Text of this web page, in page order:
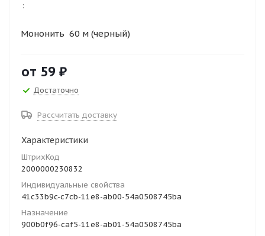
:
Мононить 60 м (черный)
от 59 ₽
Достаточно
Рассчитать доставку
Характеристики
ШтрихКод
2000000230832
Индивидуальные свойства
41c33b9c-c7cb-11e8-ab00-54a0508745ba
Назначение
900b0f96-caf5-11e8-ab01-54a0508745ba